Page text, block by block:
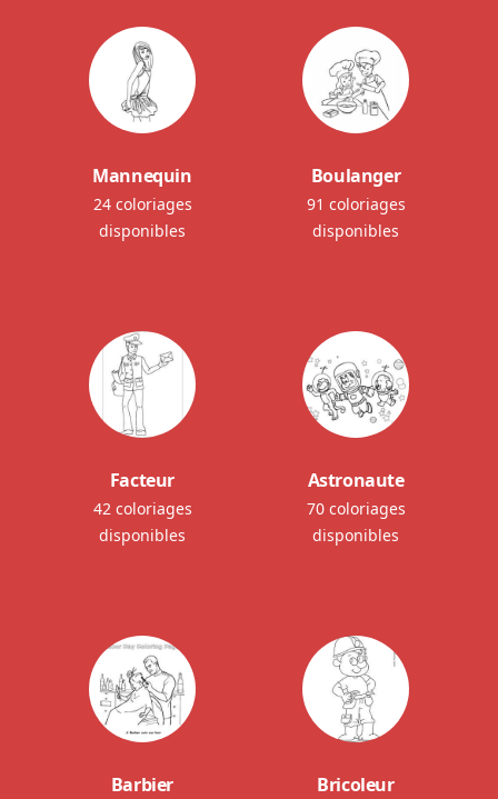
Mannequin
24 coloriages
disponibles
Boulanger
91 coloriages
disponibles
Facteur
42 coloriages
disponibles
Astronaute
70 coloriages
disponibles
Barbier Bricoleur